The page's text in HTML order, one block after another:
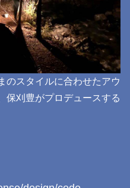
のスタイルに合わせたアウ
保刈豊がプロデュースする